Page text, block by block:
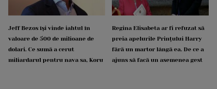
Jeff Bezos își vinde iahtul în
valoare de 500 de milioane de
dolari. Ce sumă a cerut
miliardarul pentru nava sa, Koru
Regina Elisabeta ar fi refuzat să
preia apelurile Prințului Harry
fără un martor lângă ea. De ce a
ajuns să facă un asemenea gest